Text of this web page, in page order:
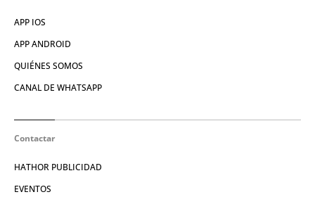
APP IOS
APP ANDROID
QUIÉNES SOMOS
CANAL DE WHATSAPP
Contactar
HATHOR PUBLICIDAD
EVENTOS